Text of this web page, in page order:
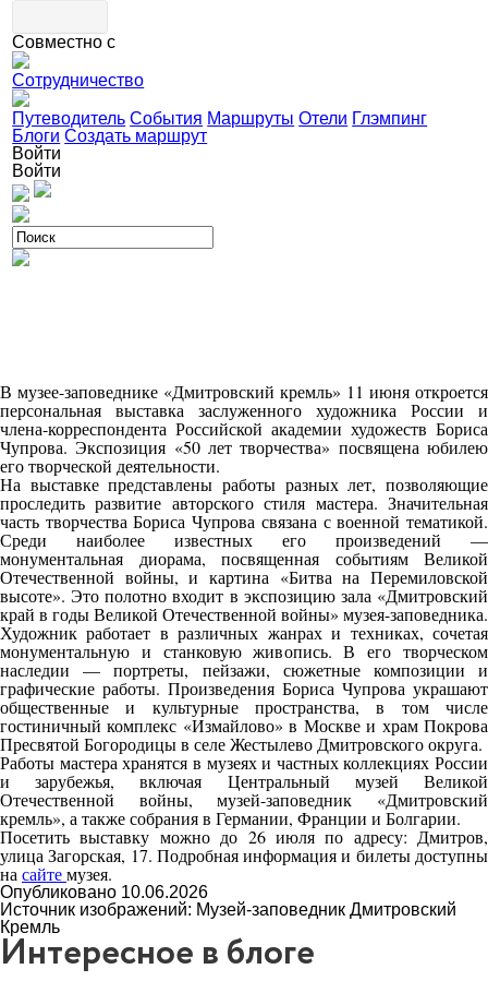
Совместно с
Сотрудничество
Путеводитель События Маршруты Отели Глэмпинг
Блоги Создать маршрут
Войти
Войти
В музее-заповеднике «Дмитровский кремль» 11 июня откроется
персональная выставка заслуженного художника России и
члена-корреспондента Российской академии художеств Бориса
Чупрова. Экспозиция «50 лет творчества» посвящена юбилею
его творческой деятельности.
На выставке представлены работы разных лет, позволяющие
проследить развитие авторского стиля мастера. Значительная
часть творчества Бориса Чупрова связана с военной тематикой.
Среди наиболее известных его произведений —
монументальная диорама, посвященная событиям Великой
Отечественной войны, и картина «Битва на Перемиловской
высоте». Это полотно входит в экспозицию зала «Дмитровский
край в годы Великой Отечественной войны» музея-заповедника.
Художник работает в различных жанрах и техниках, сочетая
монументальную и станковую живопись. В его творческом
наследии — портреты, пейзажи, сюжетные композиции и
графические работы. Произведения Бориса Чупрова украшают
общественные и культурные пространства, в том числе
гостиничный комплекс «Измайлово» в Москве и храм Покрова
Пресвятой Богородицы в селе Жестылево Дмитровского округа.
Работы мастера хранятся в музеях и частных коллекциях России
и зарубежья, включая Центральный музей Великой
Отечественной войны, музей-заповедник «Дмитровский
кремль», а также собрания в Германии, Франции и Болгарии.
Посетить выставку можно до 26 июля по адресу: Дмитров,
улица Загорская, 17. Подробная информация и билеты доступны
на сайтемузея.
Опубликовано 10.06.2026
Источник изображений: Музей-заповедник Дмитровский
Кремль
Интересное в блоге